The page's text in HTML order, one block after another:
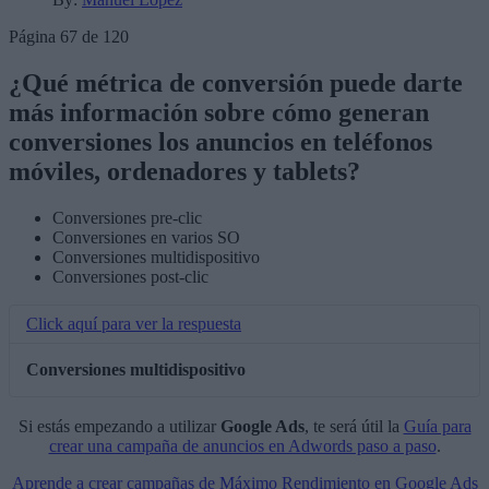
Página 67 de 120
¿Qué métrica de conversión puede darte
más información sobre cómo generan
conversiones los anuncios en teléfonos
móviles, ordenadores y tablets?
Conversiones pre-clic
Conversiones en varios SO
Conversiones multidispositivo
Conversiones post-clic
Click aquí para ver la respuesta
Conversiones multidispositivo
Si estás empezando a utilizar Google Ads, te será útil la Guía para
crear una campaña de anuncios en Adwords paso a paso.
Aprende a crear campañas de Máximo Rendimiento en Google Ads